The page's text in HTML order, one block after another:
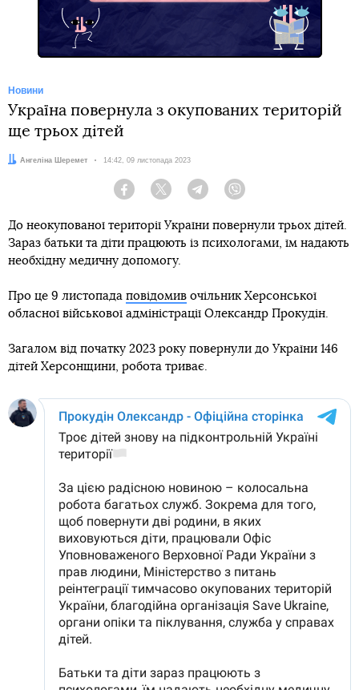
Новини
Україна повернула з окупованих територій
ще трьох дітей
Автор:
Ангеліна Шеремет Дата:
14:42, 09 листопада 2023
Facebook Twitter Telegram
До неокупованої території України повернули трьох дітей.
Зараз батьки та діти працюють із психологами, їм надають
необхідну медичну допомогу.
Про це 9 листопада повідомив очільник Херсонської
обласної військової адміністрації Олександр Прокудін.
Загалом від початку 2023 року повернули до України 146
дітей Херсонщини, робота триває.